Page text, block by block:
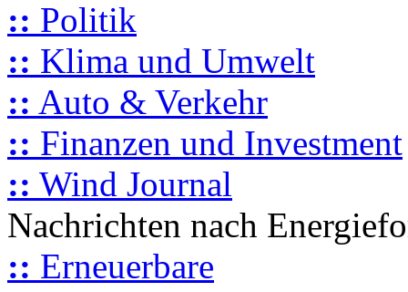
:: Politik
:: Klima und Umwelt
:: Auto & Verkehr
:: Finanzen und Investment
:: Wind Journal
Nachrichten nach
:: Erneuerbare